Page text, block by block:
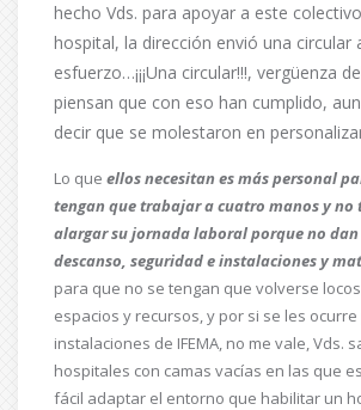
hecho Vds. para apoyar a este
hospital, la dirección envió una circular
esfuerzo…¡¡¡Una circular!!!, vergüenza
piensan que con eso han cumplido,
decir que se molestaron en
Lo que ellos necesitan es más personal
tengan que trabajar a cuatro manos y no
alargar sujornada laboral porque no
descanso, seguridad e instalaciones y
para que no se tengan que volverse
espacios y recursos, y por si se les
instalaciones de IFEMA, no me vale, Vds.
hospitales con camas vacías en las que
fácil adaptar el entorno que habilitar un